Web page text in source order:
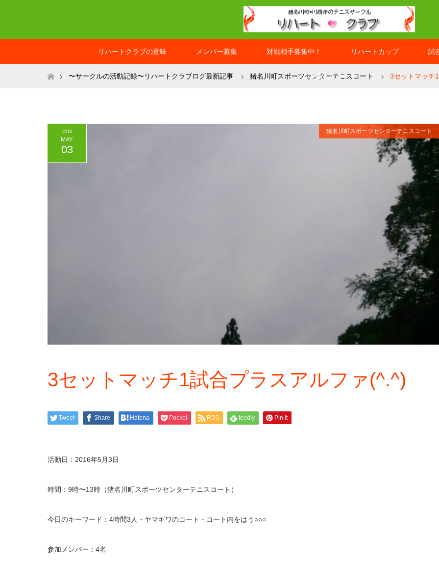
リハートクラブの意味 メンバー募集 対戦相手募集中！ リハートカップ 試
広告掲載について
ホーム〜サークルの活動記録〜リハートクラブログ最新記事 猪名川町スポーツセンターテニスコート 3セットマッチ
2016
MAY
03
猪名川町スポーツセンターテニスコート
3セットマッチ1試合プラスアルファ(^.^)
Tweet Share Hatena Pocket RSS feedly Pin it
活動日：2016年5月3日
時間：9時〜13時（猪名川町スポーツセンターテニスコート）
今日のキーワード：4時間3人・ヤマギワのコート・コート内をはう○○○
参加メンバー：4名